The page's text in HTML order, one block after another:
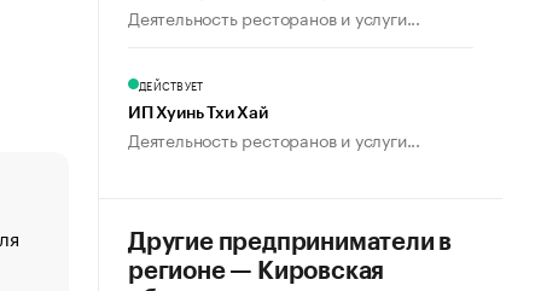
«От спорта тело стареет иначе». Как живет глава
создавшей GTA
Деятельность ресторанов и услуги...
ДЕЙСТВУЕТ
ИП Хуинь Тхи Хай
Деятельность ресторанов и услуги...
Другие предприниматели в
регионе — Кировская